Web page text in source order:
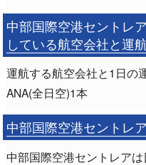
中部国際空港セントレ
している航空会社と運
運航する航空会社と1日の
ANA(全日空)1本
中部国際空港セントレ
中部国際空港セントレア